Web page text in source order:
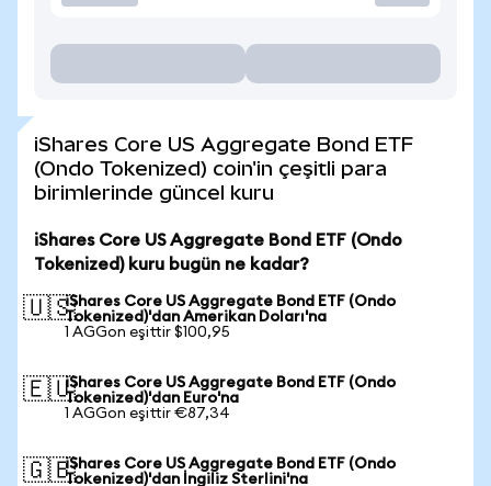
iShares Core US Aggregate Bond ETF
(Ondo Tokenized) coin'in çeşitli para
birimlerinde güncel kuru
iShares Core US Aggregate Bond ETF (Ondo
Tokenized) kuru bugün ne kadar?
🇺🇸iShares Core US Aggregate Bond ETF (Ondo
Tokenized)'dan Amerikan Doları'na
1 AGGon eşittir $100,95
🇪🇺iShares Core US Aggregate Bond ETF (Ondo
Tokenized)'dan Euro'na
1 AGGon eşittir €87,34
🇬🇧iShares Core US Aggregate Bond ETF (Ondo
Tokenized)'dan İngiliz Sterlini'na